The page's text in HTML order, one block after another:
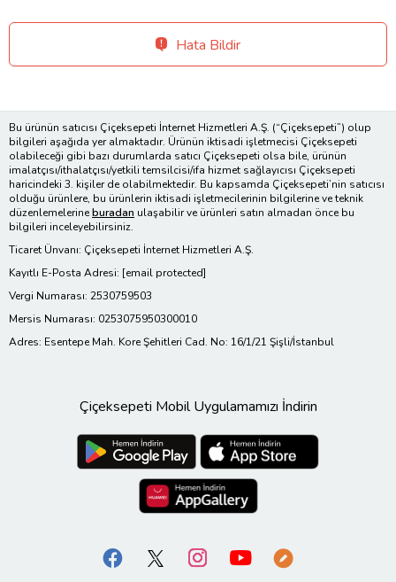
Hata Bildir
Bu ürünün satıcısı Çiçeksepeti İnternet Hizmetleri A.Ş. (“Çiçeksepeti”) olup
bilgileri aşağıda yer almaktadır. Ürünün iktisadi işletmecisi Çiçeksepeti
olabileceği gibi bazı durumlarda satıcı Çiçeksepeti olsa bile, ürünün
imalatçısı/ithalatçısı/yetkili temsilcisi/ifa hizmet sağlayıcısı Çiçeksepeti
haricindeki 3. kişiler de olabilmektedir. Bu kapsamda Çiçeksepeti’nin satıcısı
olduğu ürünlere, bu ürünlerin iktisadi işletmecilerinin bilgilerine ve teknik
düzenlemelerineburadan ulaşabilir ve ürünleri satın almadan önce bu
bilgileri inceleyebilirsiniz.
Ticaret Ünvanı: Çiçeksepeti İnternet Hizmetleri A.Ş.
Kayıtlı E-Posta Adresi: [email protected]
Vergi Numarası: 2530759503
Mersis Numarası: 0253075950300010
Adres: Esentepe Mah. Kore Şehitleri Cad. No: 16/1/21 Şişli/İstanbul
Çiçeksepeti Mobil Uygulamamızı İndirin